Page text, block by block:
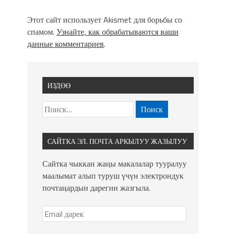
Этот сайт использует Akismet для борьбы со
спамом. Узнайте, как обрабатываются ваши
данные комментариев.
ИЗДӨӨ
САЙТКА ЭЛ. ПОЧТА АРКЫЛУУ ЖАЗЫЛУУ
Сайтка чыккан жаңы макалалар тууралуу
маалымат алып туруш үчүн электрондук
почтаңардын дарегин жазгыла.